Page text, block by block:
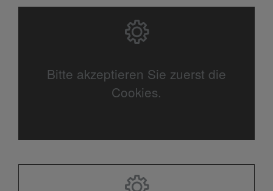
Bitte akzeptieren Sie zuerst die
Cookies.